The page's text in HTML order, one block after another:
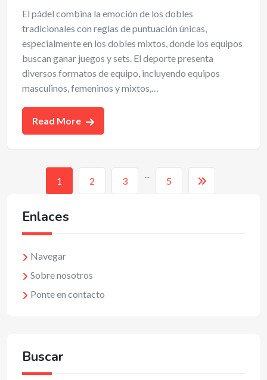
El pádel combina la emoción de los dobles
tradicionales con reglas de puntuación únicas,
especialmente en los dobles mixtos, donde los equipos
buscan ganar juegos y sets. El deporte presenta
diversos formatos de equipo, incluyendo equipos
masculinos, femeninos y mixtos,…
Read More
1 2 3
...
5
Enlaces
Navegar
Sobre nosotros
Ponte en contacto
Buscar